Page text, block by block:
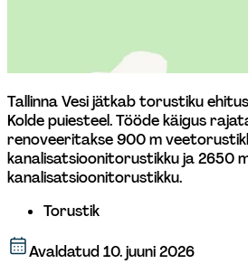
Tallinna Vesi jätkab torustiku
Kolde puiesteel. Tööde käigus
renoveeritakse 900 m
kanalisatsioonitorustikku ja 2650
kanalisatsioonitorustikku.
Torustik
Avaldatud10. juuni 2026